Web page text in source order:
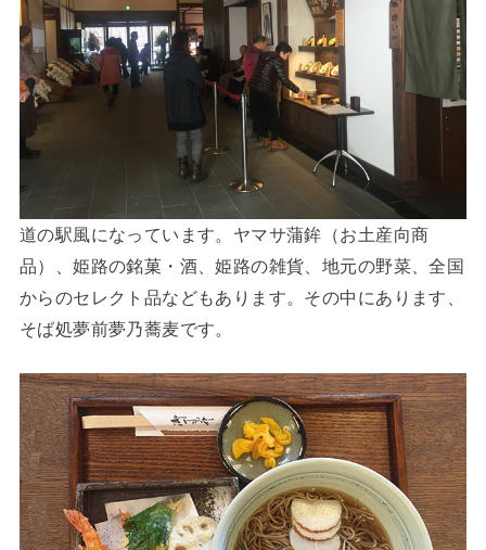
道の駅風になっています。ヤマサ蒲鉾（お土産向商
品）、姫路の銘菓・酒、姫路の雑貨、地元の野菜、全国
からのセレクト品などもあります。その中にあります、
そば処夢前夢乃蕎麦です。